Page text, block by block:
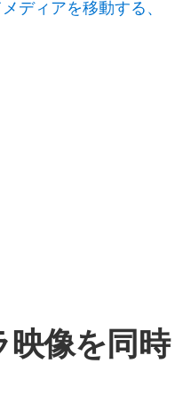
映像を同時
ディアを移動する、